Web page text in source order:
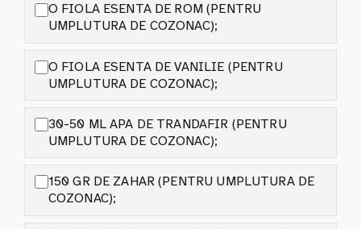
O FIOLA ESENTA DE ROM (PENTRU
UMPLUTURA DE COZONAC);
O FIOLA ESENTA DE VANILIE (PENTRU
UMPLUTURA DE COZONAC);
30-50 ML APA DE TRANDAFIR (PENTRU
UMPLUTURA DE COZONAC);
150 GR DE ZAHAR (PENTRU UMPLUTURA DE
COZONAC);